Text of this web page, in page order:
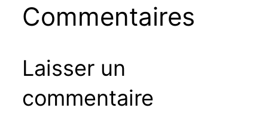
Commentaires
Laisser un
commentaire